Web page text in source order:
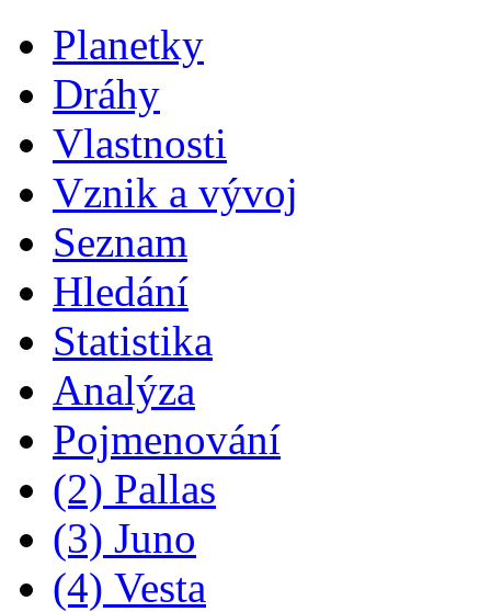
Planetky
Dráhy
Vlastnosti
Vznik a vývoj
Seznam
Hledání
Statistika
Analýza
Pojmenování
(2) Pallas
(3) Juno
(4) Vesta